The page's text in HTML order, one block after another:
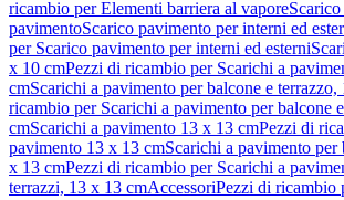
ricambio per Elementi barriera al vapore
pavimentoScarico pavimento per interni ed
per Scarico pavimento per interni ed esterni
x 10 cmPezzi di ricambio per Scarichi a
cmScarichi a pavimento per balcone e
ricambio per Scarichi a pavimento per balcone
cmScarichi a pavimento 13 x 13 cmPezzi di
pavimento 13 x 13 cmScarichi a pavimento
x 13 cmPezzi di ricambio per Scarichi a
terrazzi, 13 x 13 cmAccessoriPezzi di ricambio